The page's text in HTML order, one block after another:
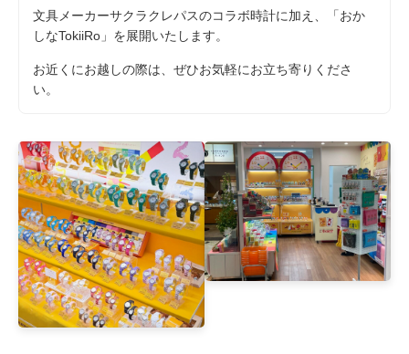
文具メーカーサクラクレパスのコラボ時計に加え、「おか
しなTokiiRo」を展開いたします。
お近くにお越しの際は、ぜひお気軽にお立ち寄りくださ
い。